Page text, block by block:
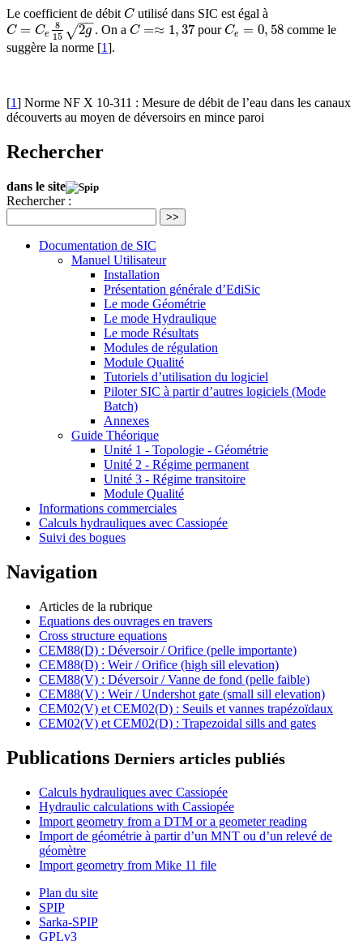
Le coefficient de débit C
C utilisé dans SIC est égal à
C = Ce
8
15
2g
−−
√
C=C e8152 g . On a C =≈ 1, 37
C=≈1,37 pourCe = 0, 58
Ce =0, 58
comme le
suggère la norme [1].
[1] Norme NF X 10-311 : Mesure de débit de l’eau dans les canaux
découverts au moyen de déversoirs en mince paroi
Rechercher
dans le site
Rechercher :
>>
Documentation de SIC
Manuel Utilisateur
Installation
Présentation générale d’EdiSic
Le mode Géométrie
Le mode Hydraulique
Le mode Résultats
Modules de régulation
Module Qualité
Tutoriels d’utilisation du logiciel
Piloter SIC à partir d’autres logiciels (Mode
Batch)
Annexes
Guide Théorique
Unité 1 - Topologie - Géométrie
Unité 2 - Régime permanent
Unité 3 - Régime transitoire
Module Qualité
Informations commerciales
Calculs hydrauliques avec Cassiopée
Suivi des bogues
Navigation
Articles de la rubrique
Equations des ouvrages en travers
Cross structure equations
CEM88(D) : Déversoir / Orifice (pelle importante)
CEM88(D) : Weir / Orifice (high sill elevation)
CEM88(V) : Déversoir / Vanne de fond (pelle faible)
CEM88(V) : Weir / Undershot gate (small sill elevation)
CEM02(V) et CEM02(D) : Seuils et vannes trapézoïdaux
CEM02(V) et CEM02(D) : Trapezoidal sills and gates
Publications Derniers articles publiés
Calculs hydrauliques avec Cassiopée
Hydraulic calculations with Cassiopée
Import geometry from a DTM or a geometer reading
Import de géométrie à partir d’un MNT ou d’un relevé de
géomètre
Import geometry from Mike 11 file
Plan du site
SPIP
Sarka-SPIP
GPLv3